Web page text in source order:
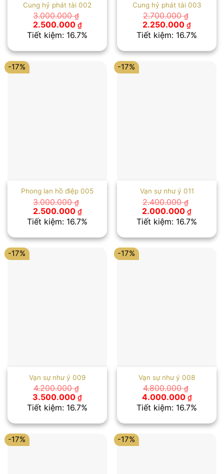
Cung hỷ phát tài 002
3.000.000₫
Giá
gốc
là:
2.500.000 ₫Giá
hiện
tại
2.500.000 ₫.
Tiết kiệm: 16.7%
Cung hỷ phát tài 003
2.700.000₫
Giá
gốc
là:
2.250.000 ₫Giá
hiện
tại
Tiết kiệm: 16.7%
-17%
Phong lan hồ điệp 005
3.000.000₫
Giá
gốc
là:
2.500.000 ₫Giá
hiện
tại
2.500.000 ₫.
Tiết kiệm: 16.7%
-17%
Vạn sự như ý 011
2.400.000₫
Giá
gốc
là:
2.000.000 ₫Giá
hiện
tại
Tiết kiệm: 16.7%
-17%
Vạn sự như ý 009
4.200.000₫
Giá
gốc
là:
3.500.000 ₫Giá
hiện
tại
3.500.000 ₫.
Tiết kiệm: 16.7%
-17%
Vạn sự như ý 008
4.800.000₫
Giá
gốc
là:
4.000.000 ₫Giá
hiện
tại
Tiết kiệm: 16.7%
-17% -17%